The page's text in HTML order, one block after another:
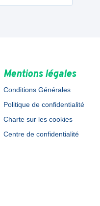
Mentions légales
Conditions Générales
Politique de confidentialité
Charte sur les cookies
Centre de confidentialité